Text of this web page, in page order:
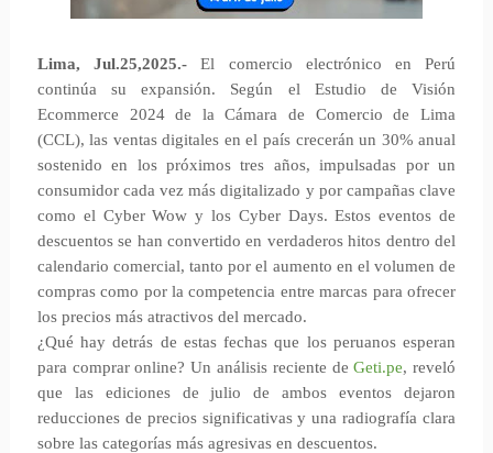
Lima, Jul.25,2025.-
El comercio electrónico en Perú
continúa su expansión. Según el Estudio de Visión
Ecommerce 2024 de la Cámara de Comercio de Lima
(CCL), las ventas digitales en el país crecerán un 30% anual
sostenido en los próximos tres años, impulsadas por un
consumidor cada vez más digitalizado y por campañas clave
como el Cyber Wow y los Cyber Days. Estos eventos de
descuentos se han convertido en verdaderos hitos dentro del
calendario comercial, tanto por el aumento en el volumen de
compras como por la competencia entre marcas para ofrecer
los precios más atractivos del mercado.
¿Qué hay detrás de estas fechas que los peruanos esperan
para comprar online? Un análisis reciente deGeti.pe, reveló
que las ediciones de julio de ambos eventos dejaron
reducciones de precios significativas y una radiografía clara
sobre las categorías más agresivas en descuentos.